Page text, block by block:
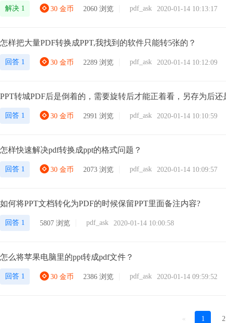
解决 1 30 金币 2060 浏览 pdf_ask 2020-01-14 10:13:17
怎样把大量PDF转换成PPT,我找到的软件只能转5张的？
回答 1 30 金币 2289 浏览 pdf_ask 2020-01-14 10:12:09
PPT转城PDF后是倒着的，需要旋转后才能正着看，另存为后
回答 1 30 金币 2991 浏览 pdf_ask 2020-01-14 10:10:59
怎样快速解决pdf转换成ppt的格式问题？
回答 1 30 金币 2073 浏览 pdf_ask 2020-01-14 10:09:57
如何将PPT文档转化为PDF的时候保留PPT里面备注内容?
回答 1 5807 浏览 pdf_ask 2020-01-14 10:00:58
怎么将苹果电脑里的ppt转成pdf文件？
回答 1 30 金币 2386 浏览 pdf_ask 2020-01-14 09:59:52
« 1 2